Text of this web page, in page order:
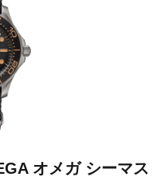
オメガ シーマス